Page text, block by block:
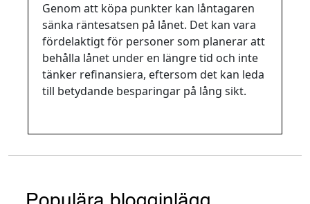
fördelaktig strategi?
Genom att köpa punkter kan låntagaren
sänka räntesatsen på lånet. Det kan vara
fördelaktigt för personer som planerar att
behålla lånet under en längre tid och inte
tänker refinansiera, eftersom det kan leda
till betydande besparingar på lång sikt.